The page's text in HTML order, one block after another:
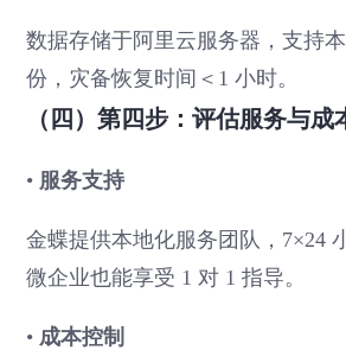
数据存储于阿里云服务器，支持
份，灾备恢复时间＜1 小时。
（四）第四步：评估服务与成
• 服务支持
金蝶提供本地化服务团队，7×24
微企业也能享受 1 对 1 指导。
• 成本控制